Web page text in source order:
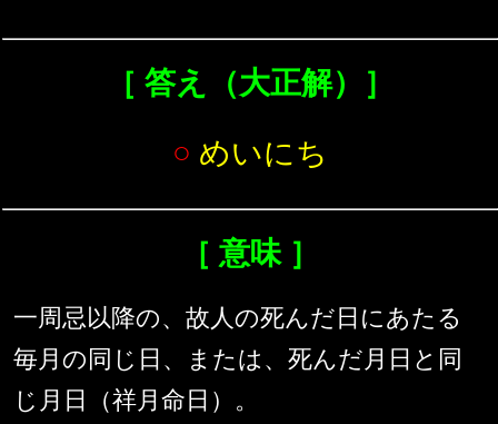
［ 答え（大正解）］
○ めいにち
［ 意味 ］
一周忌以降の、故人の死んだ日にあたる
毎月の同じ日、または、死んだ月日と同
じ月日（祥月命日）。